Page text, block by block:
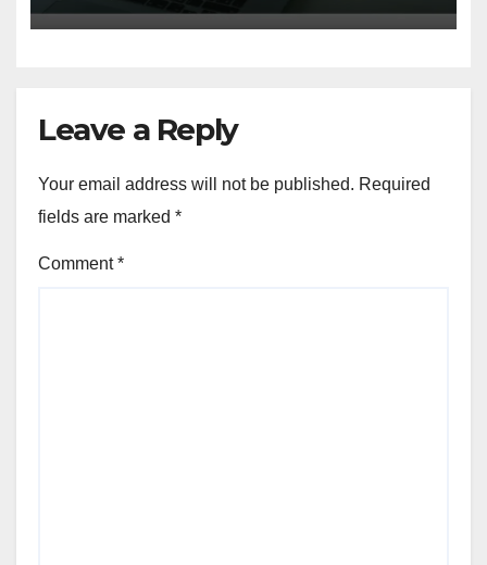
Leave a Reply
Your email address will not be published. Required
fields are marked *
Comment*